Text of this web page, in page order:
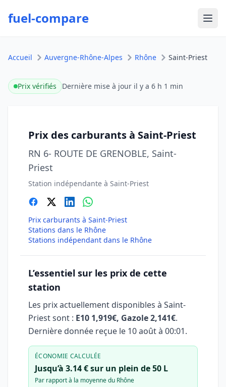
fuel-compare
Accueil Auvergne-Rhône-Alpes Rhône Saint-Priest
Prix vérifiés Dernière mise à jour il y a 6 h 1 min
Prix des carburants à Saint-Priest
RN 6- ROUTE DE GRENOBLE, Saint-
Priest
Station indépendante à Saint-Priest
Prix carburants à Saint-Priest
Stations dans le Rhône
Stations indépendant dans le Rhône
L’essentiel sur les prix de cette
station
Les prix actuellement disponibles à Saint-
Priest sont : E10 1,919€, Gazole 2,141€.
Dernière donnée reçue le 10 août à 00:01.
ÉCONOMIE CALCULÉE
Jusqu’à 3.14 € sur un plein de 50 L
Par rapport à la moyenne du Rhône